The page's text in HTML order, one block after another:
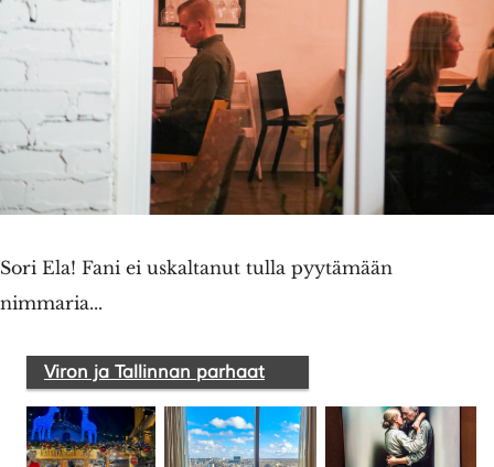
Sori Ela! Fani ei uskaltanut tulla pyytämään
nimmaria...
Viron ja Tallinnan parhaat